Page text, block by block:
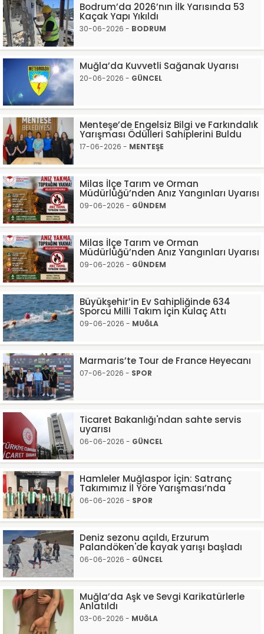
Bodrum’da 2026’nın İlk Yarısında 53
Kaçak Yapı Yıkıldı
30-06-2026 - BODRUM
Muğla’da Kuvvetli Sağanak Uyarısı
20-06-2026 - GÜNCEL
Menteşe’de Engelsiz Bilgi ve Farkındalık
Yarışması Ödülleri Sahiplerini Buldu
17-06-2026 - MENTEŞE
Milas İlçe Tarım ve Orman
Müdürlüğü’nden Anız Yangınları Uyarısı
09-06-2026 - GÜNDEM
Milas İlçe Tarım ve Orman
Müdürlüğü’nden Anız Yangınları Uyarısı
09-06-2026 - GÜNDEM
Büyükşehir’in Ev Sahipliğinde 634
Sporcu Milli Takım İçin Kulaç Attı
09-06-2026 - MUĞLA
Marmaris’te Tour de France Heyecanı
07-06-2026 - SPOR
Ticaret Bakanlığı'ndan sahte servis
uyarısı
06-06-2026 - GÜNCEL
Hamleler Muğlaspor İçin: Satranç
Takımımız İl Yöre Yarışması’nda
06-06-2026 - SPOR
Deniz sezonu açıldı, Erzurum
Palandöken'de kayak yarışı başladı
06-06-2026 - GÜNCEL
Muğla’da Aşk ve Sevgi Karikatürlerle
Anlatıldı
03-06-2026 - MUĞLA